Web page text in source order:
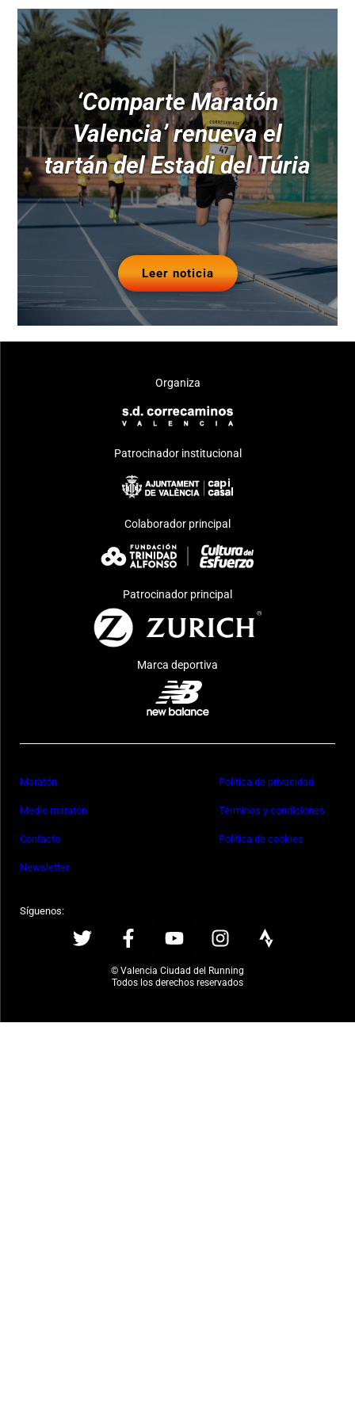
‘Comparte Maratón
Valencia’ renueva el
tartán del Estadi del Túria
Leer noticia
Organiza
Patrocinador institucional
Colaborador principal
Patrocinador principal
Marca deportiva
Maratón
Medio maratón
Contacto
Newsletter
Política de privacidad
Términos y condiciones
Política de cookies
Síguenos:
© Valencia Ciudad del Running
Todos los derechos reservados